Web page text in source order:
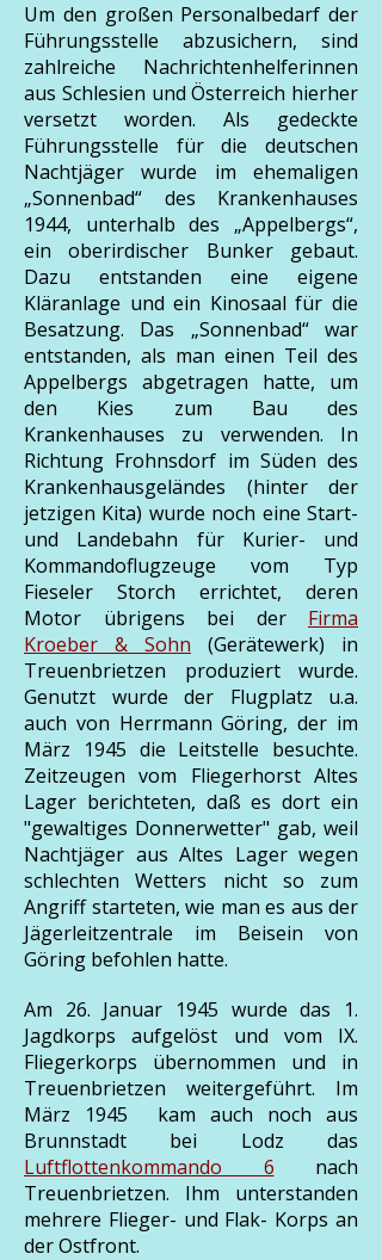
Um den großen Personalbedarf der
Führungsstelle abzusichern, sind
zahlreiche Nachrichtenhelferinnen
aus Schlesien und Österreich hierher
versetzt worden. Als gedeckte
Führungsstelle für die deutschen
Nachtjäger wurde im ehemaligen
„Sonnenbad“ des Krankenhauses
1944, unterhalb des „Appelbergs“,
ein oberirdischer Bunker gebaut.
Dazu entstanden eine eigene
Kläranlage und ein Kinosaal für die
Besatzung. Das „Sonnenbad“ war
entstanden, als man einen Teil des
Appelbergs abgetragen hatte, um
den Kies zum Bau des
Krankenhauses zu verwenden. In
Richtung Frohnsdorf im Süden des
Krankenhausgeländes (hinter der
jetzigen Kita) wurde noch eine Start-
und Landebahn für Kurier- und
Kommandoflugzeuge vom Typ
Fieseler Storch errichtet, deren
Motor übrigens bei der Firma
Kroeber & Sohn (Gerätewerk) in
Treuenbrietzen produziert wurde.
Genutzt wurde der Flugplatz u.a.
auch von Herrmann Göring, der im
März 1945 die Leitstelle besuchte.
Zeitzeugen vom Fliegerhorst Altes
Lager berichteten, daß es dort ein
"gewaltiges Donnerwetter" gab, weil
Nachtjäger aus Altes Lager wegen
schlechten Wetters nicht so zum
Angriff starteten, wie man es aus der
Jägerleitzentrale im Beisein von
Göring befohlen hatte.
Am 26. Januar 1945 wurde das 1.
Jagdkorps aufgelöst und vom IX.
Fliegerkorps übernommen und in
Treuenbrietzen weitergeführt. Im
März 1945 kam auch noch aus
Brunnstadt bei Lodz das
Luftflottenkommando 6
nach
Treuenbrietzen. Ihm unterstanden
mehrere Flieger- und Flak- Korps an
der Ostfront.